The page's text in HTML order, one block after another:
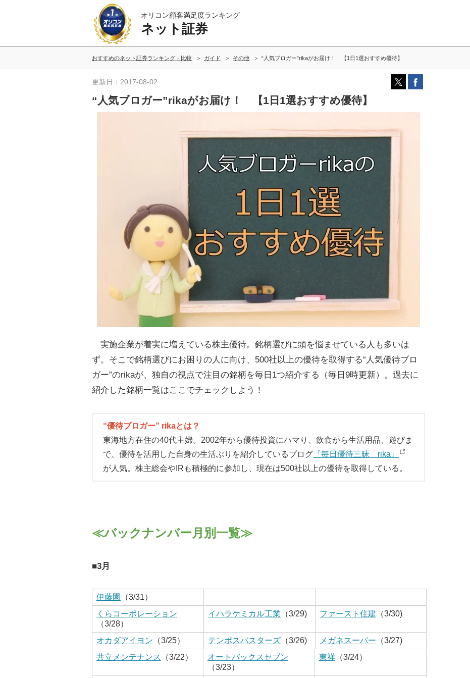
オリコン顧客満足度ランキング
ネット証券
おすすめのネット証券ランキング・比較 ガイド その他 “人気ブロガー”rikaがお届け！ 【1日1選おすすめ優待】
更新日：2017-08-02
“人気ブロガー”rikaがお届け！ 【1日1選おすすめ優待】
実施企業が着実に増えている株主優待。銘柄選びに頭を悩ませている人も多いは
ず。そこで銘柄選びにお困りの人に向け、500社以上の優待を取得する“人気優待ブロ
ガー”のrikaが、独自の視点で注目の銘柄を毎日1つ紹介する（毎日9時更新）。過去に
紹介した銘柄一覧はここでチェックしよう！
“優待ブロガー” rikaとは？
東海地方在住の40代主婦。2002年から優待投資にハマり、飲食から生活用品、遊びま
で、優待を活用した自身の生活ぶりを紹介しているブログ 『毎日優待三昧 rika』
が人気。株主総会やIRも積極的に参加し、現在は500社以上の優待を取得している。
≪バックナンバー月別一覧≫
■3月
伊藤園
（3/31）
くらコーポレーション
（3/28）
イハラケミカル工業 （3/29) ファースト住建 （3/30)
オカダアイヨン （3/25） テンポスバスターズ （3/26) メガネスーパー （3/27)
共立メンテナンス
（3/22）
オートバックスセブン
（3/23）
東祥 （3/24）